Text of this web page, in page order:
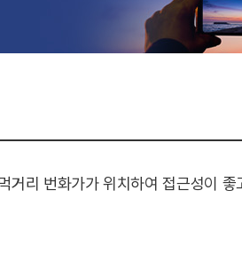
리 번화가가 위치하여 접근성이